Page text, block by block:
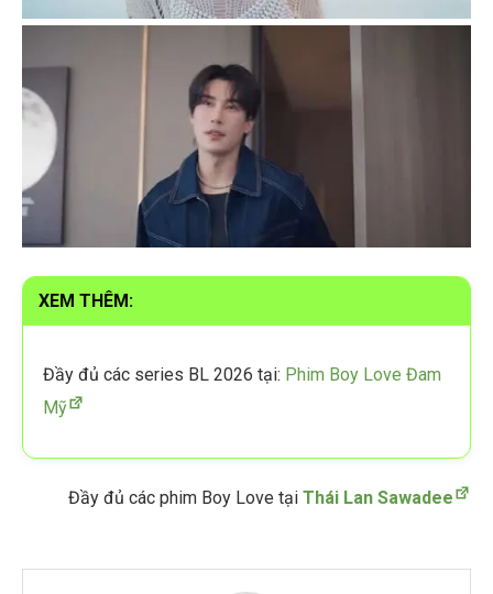
XEM THÊM:
Đầy đủ các series BL 2026 tại: Phim Boy Love Đam
Mỹ
Đầy đủ các phim Boy Love tại Thái Lan Sawadee